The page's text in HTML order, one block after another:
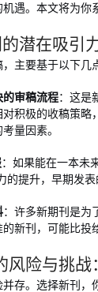
遇。本文将为你
潜在吸引
主要基于以下几
的审稿流程：这是
积极的收稿策
量因素。
：如果能在一本未
的提升，早期发
：许多新期刊是为
新刊，可能比投
风险与挑战
存。选择新刊，